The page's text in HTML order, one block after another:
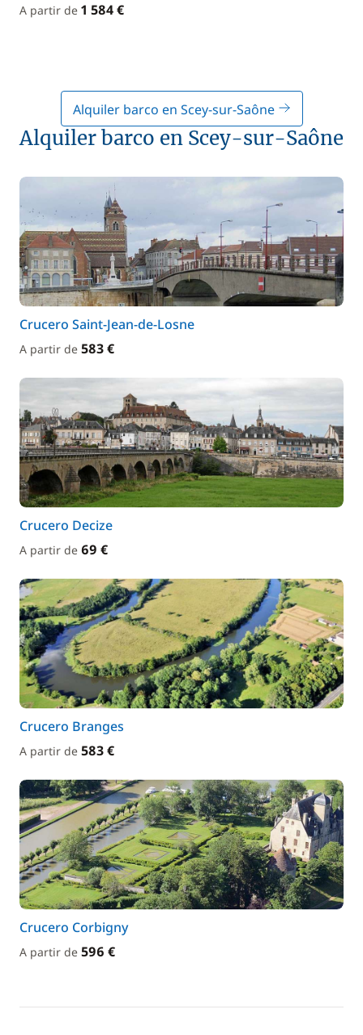
A partir de 1 584 €
Alquiler barco en Scey-sur-Saône
Alquiler barco en Scey-sur-Saône
Crucero Saint-Jean-de-Losne
A partir de 583 €
Crucero Decize
A partir de 69 €
Crucero Branges
A partir de 583 €
Crucero Corbigny
A partir de 596 €